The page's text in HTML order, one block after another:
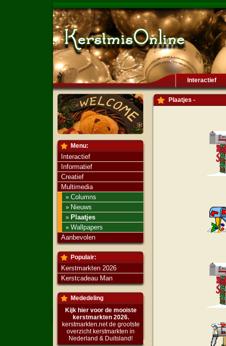
Interactief
Menu:
Interactief
Informatief
Creatief
Multimedia
» Columns
» Nieuws
» Plaatjes
» Wallpapers
Aanbevolen
Populair:
Kerstmarkten 2026
Kerstcadeau Man
Mededeling
Kijk hier voor de mooiste
kerstmarkten 2026.
kerstmarkten.net de grootste
overzicht kerstmarkten in
Nederland & Duitsland!
Plaatjes -